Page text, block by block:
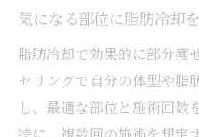
気になる部位に脂肪冷却
脂肪冷却で効果的に部分痩
セリングで自分の体型や脂
し、最適な部位と施術回数